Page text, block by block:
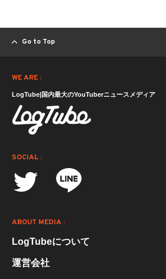
Go to Top
WE ARE :
LogTube|国内最大のYouTuberニュースメディア
SOCIAL :
ABOUT MEDIA :
LogTubeについて
運営会社